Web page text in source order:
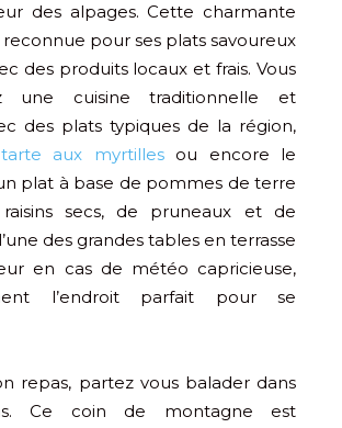
des alpages. Cette charmante
pour ses plats savoureux
des produits locaux et frais. Vous
une cuisine traditionnelle et
des plats typiques de la région,
tarte aux myrtillesou encore le
plat à base de pommes de terre
secs, de pruneaux et de
des grandes tables en terrasse
en cas de météo capricieuse,
l’endroit parfait pour se
repas, partez vous balader dans
Ce coin de montagne est